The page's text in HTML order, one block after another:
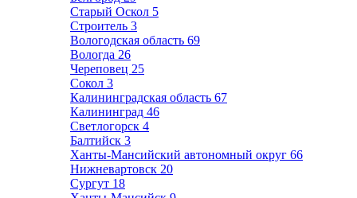
Старый Оскол 5
Строитель 3
Вологодская область 69
Вологда 26
Череповец 25
Сокол 3
Калининградская область 67
Калининград 46
Светлогорск 4
Балтийск 3
Ханты-Мансийский автономный округ 66
Нижневартовск 20
Сургут 18